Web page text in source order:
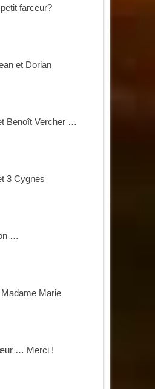
farceur?
et Dorian
Benoît Vercher …
3 Cygnes
…
Marie
… Merci !